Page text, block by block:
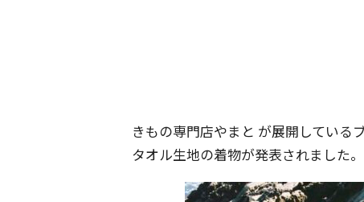
きもの専門店やまと が展開している
タオル生地の着物が発表されました。